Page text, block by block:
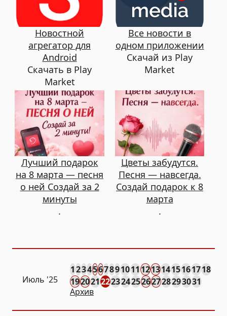
Новостной
агрегатор для
Android
Скачать в Play
Market
Все новости в
одном приложении
Скачай из Play
Market
Лучший подарок
на 8 марта — песня
о ней Создай за 2
минуты
.
Цветы забудутся.
Песня — навсегда.
Создай подарок к 8
марта
.
Июль '25
123456789101112131415161718
19202122232425262728293031
Архив